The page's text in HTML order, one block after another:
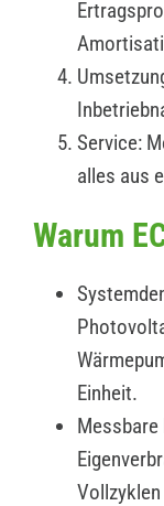
Service:
alles aus
Warum
Einheit.
Messbare